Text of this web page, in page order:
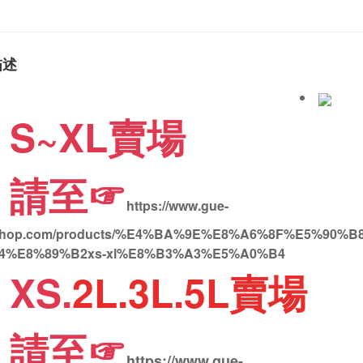
S~XL賣場
請至☞https://www.gue-
products/
xl%E8%B3%A3%E5%A0%B4
XS.2L.3L.5L賣場
請至☞